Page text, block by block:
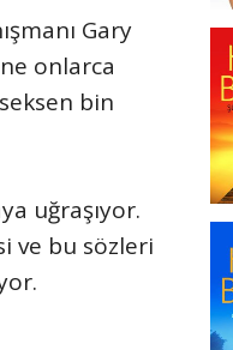
Gary
onlarca
bin
uğraşıyor.
ve bu sözleri